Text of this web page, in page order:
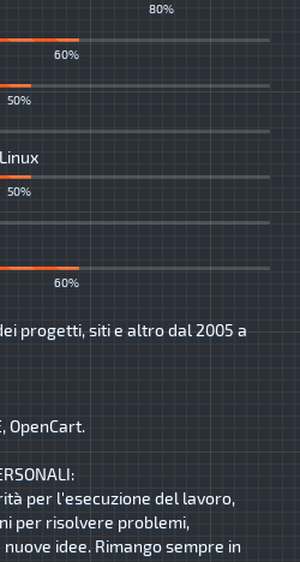
80%
60%
50%
50%
60%
progetti, siti e altro dal 2005 a
OpenCart.
per l'esecuzione del lavoro,
per risolvere problemi,
idee. Rimango sempre in